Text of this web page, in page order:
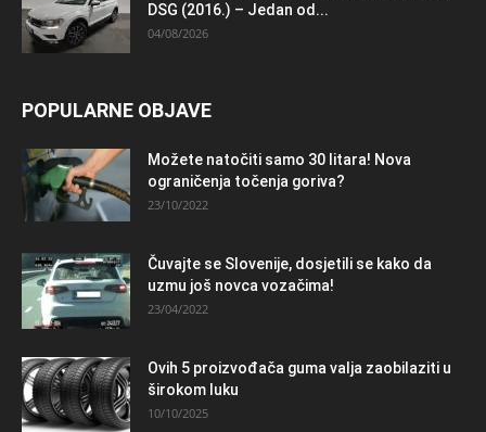
DSG (2016.) – Jedan od...
04/08/2026
POPULARNE OBJAVE
Možete natočiti samo 30 litara! Nova
ograničenja točenja goriva?
23/10/2022
Čuvajte se Slovenije, dosjetili se kako da
uzmu još novca vozačima!
23/04/2022
Ovih 5 proizvođača guma valja zaobilaziti u
širokom luku
10/10/2025